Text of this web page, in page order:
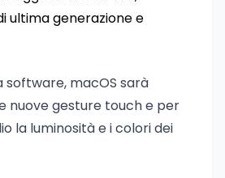
ultima generazione e
software, macOS sarà
nuove gesture touch e per
la luminosità e i colori dei